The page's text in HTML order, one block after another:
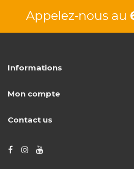
Appelez-nous au
Informations
Mon compte
Contact us